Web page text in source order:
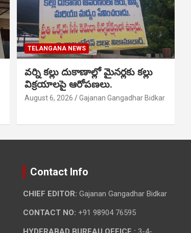
TELANGANA NEWS
వర్ని కల్లు దుకాణాల్లో మైనర్లకు కల్లు
విక్రయాలపై ఆరోపణలు.
August 6, 2026 Gajanan Gangadhar Bidkar
Contact Info
CHIEF EDITOR: Gajanan Gangadhar Bidkar
CONTACT NO: +91 98904 76595